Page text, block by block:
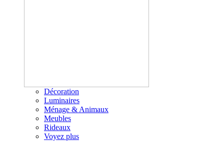
Décoration
Luminaires
Ménage & Animaux
Meubles
Rideaux
Voyez plus